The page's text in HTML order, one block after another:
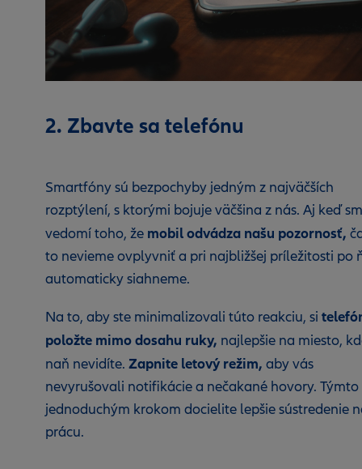
2. Zbavte sa telefónu
Smartfóny sú bezpochyby jedným z najväčších
rozptýlení, s ktorými bojuje väčšina z nás. Aj keď
vedomí toho, že mobil odvádza našu pozornosť,
to nevieme ovplyvniť a pri najbližšej príležitosti po
automaticky siahneme.
Na to, aby ste minimalizovali túto reakciu, si
položte mimo dosahu ruky, najlepšie na miesto,
naň nevidíte. Zapnite letový režim, aby vás
nevyrušovali notifikácie a nečakané hovory. Týmto
jednoduchým krokom docielite lepšie sústredenie
prácu.